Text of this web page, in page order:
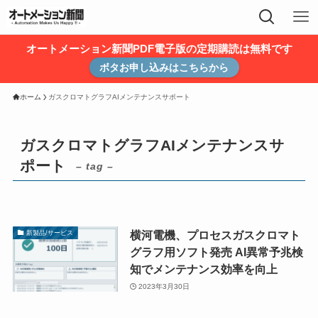
オートメーション新聞PDF電子版の定期購読は無料です
ボタお申し込みはこちらから
ホーム ガスクロマトグラフAIメンテナンスサポート
ガスクロマトグラフAIメンテナンスサ
ポート
– tag –
新製品/サービス
横河電機、プロセスガスクロマト
グラフ用ソフト発売 AI異常予兆検
知でメンテナンス効率を向上
2023年3月30日